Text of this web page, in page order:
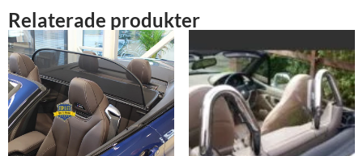
Relaterade produkter